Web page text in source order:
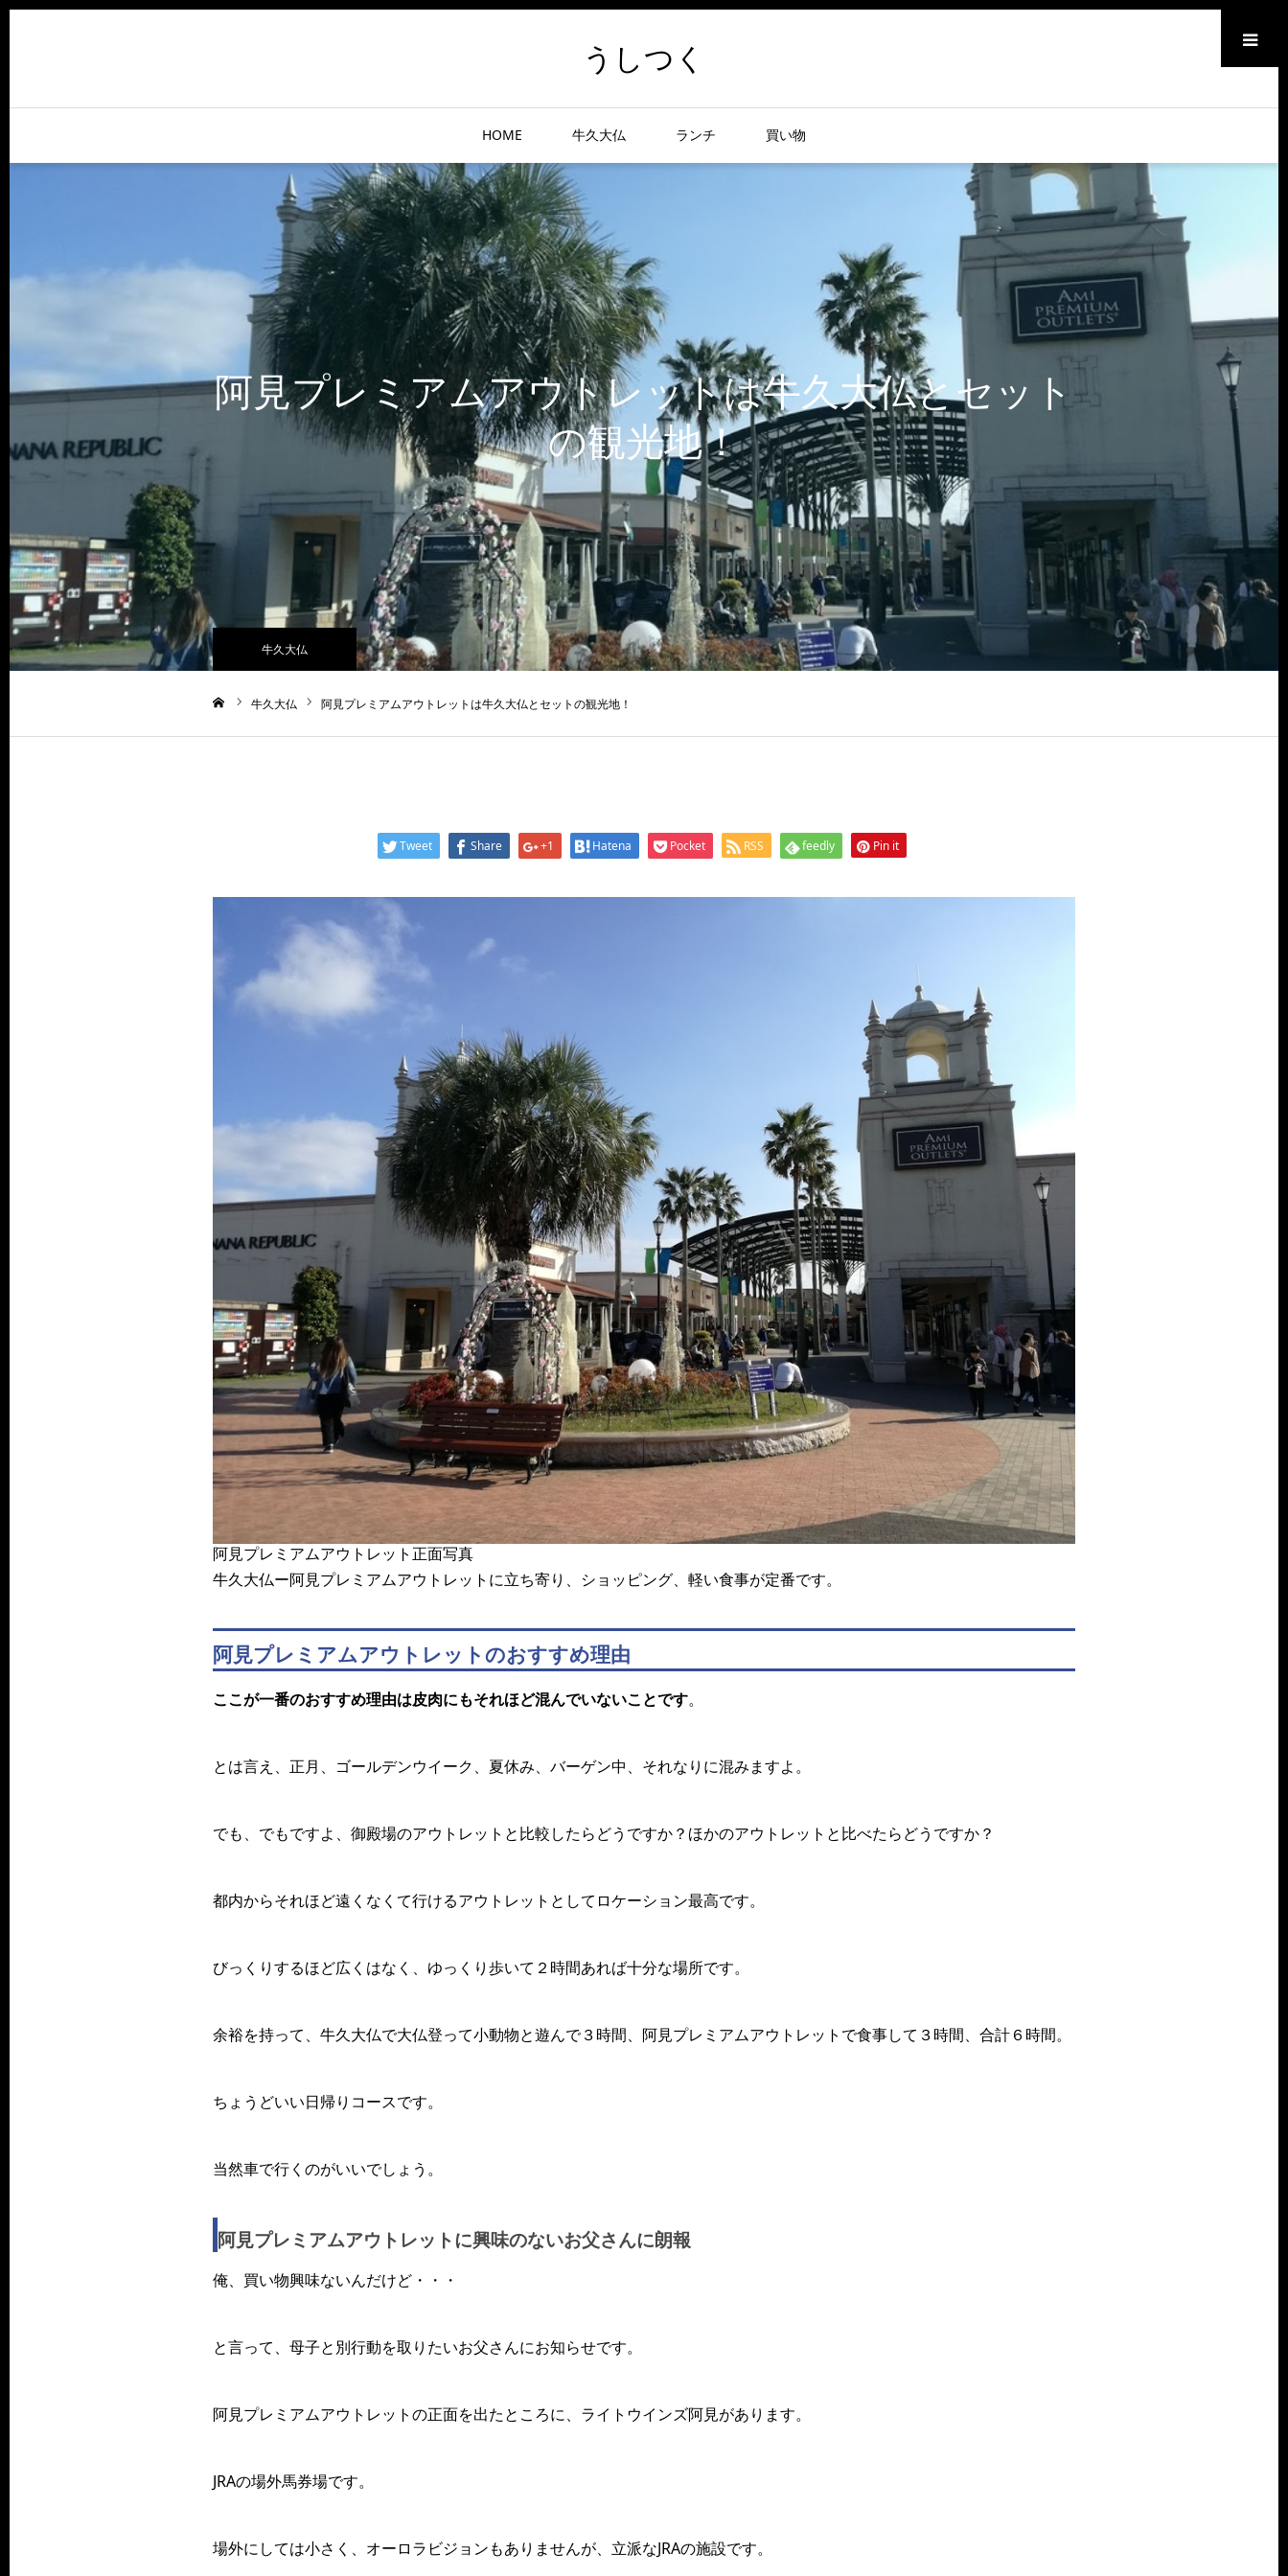
メニュー
うしつく
HOME 牛久大仏 ランチ 買い物
阿見プレミアムアウトレットは牛久大仏とセット
の観光地！
牛久大仏
牛久大仏 阿見プレミアムアウトレットは牛久大仏とセットの観光地！
Tweet Share +1 Hatena Pocket RSS feedly Pin it
阿見プレミアムアウトレット正面写真
牛久大仏ー阿見プレミアムアウトレットに立ち寄り、ショッピング、軽い食事が定番です。
阿見プレミアムアウトレットのおすすめ理由
ここが一番のおすすめ理由は皮肉にもそれほど混んでいないことです。
とは言え、正月、ゴールデンウイーク、夏休み、バーゲン中、それなりに混みますよ。
でも、でもですよ、御殿場のアウトレットと比較したらどうですか？ほかのアウトレットと比べたらどうですか？
都内からそれほど遠くなくて行けるアウトレットとしてロケーション最高です。
びっくりするほど広くはなく、ゆっくり歩いて２時間あれば十分な場所です。
余裕を持って、牛久大仏で大仏登って小動物と遊んで３時間、阿見プレミアムアウトレットで食事して３時間、合計６時間。
ちょうどいい日帰りコースです。
当然車で行くのがいいでしょう。
阿見プレミアムアウトレットに興味のないお父さんに朗報
俺、買い物興味ないんだけど・・・
と言って、母子と別行動を取りたいお父さんにお知らせです。
阿見プレミアムアウトレットの正面を出たところに、ライトウインズ阿見があります。
JRAの場外馬券場です。
場外にしては小さく、オーロラビジョンもありませんが、立派なJRAの施設です。